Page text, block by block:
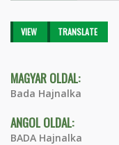
Primary tabs
VIEW (ACTIVETRANSLATE
MAGYAR OLDAL:
Bada Hajnalka
ANGOL OLDAL:
BADA Hajnalka